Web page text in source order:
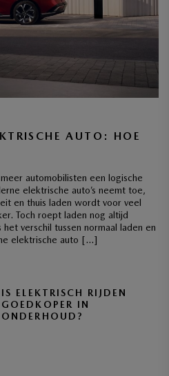
AUTO: HOE
automobilisten een logische
elektrische auto’s neemt toe,
en thuis laden wordt voor veel
Toch roept laden nog altijd
verschil tussen normaal laden en
elektrische auto […]
IS ELEKTRISCH RIJDEN
GOEDKOPER IN
ONDERHOUD?